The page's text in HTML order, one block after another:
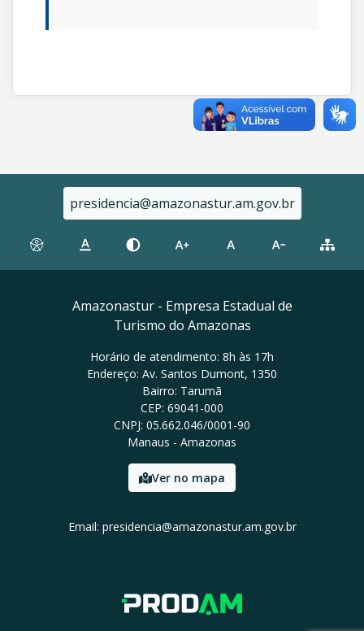
presidencia@amazonastur.am.gov.br
Amazonastur - Empresa Estadual de
Turismo do Amazonas
Horário de atendimento: 8h às 17h
Endereço: Av. Santos Dumont, 1350
Bairro: Tarumã
CEP: 69041-000
CNPJ: 05.662.046/0001-90
Manaus - Amazonas
Ver no mapa
Email: presidencia@amazonastur.am.gov.br